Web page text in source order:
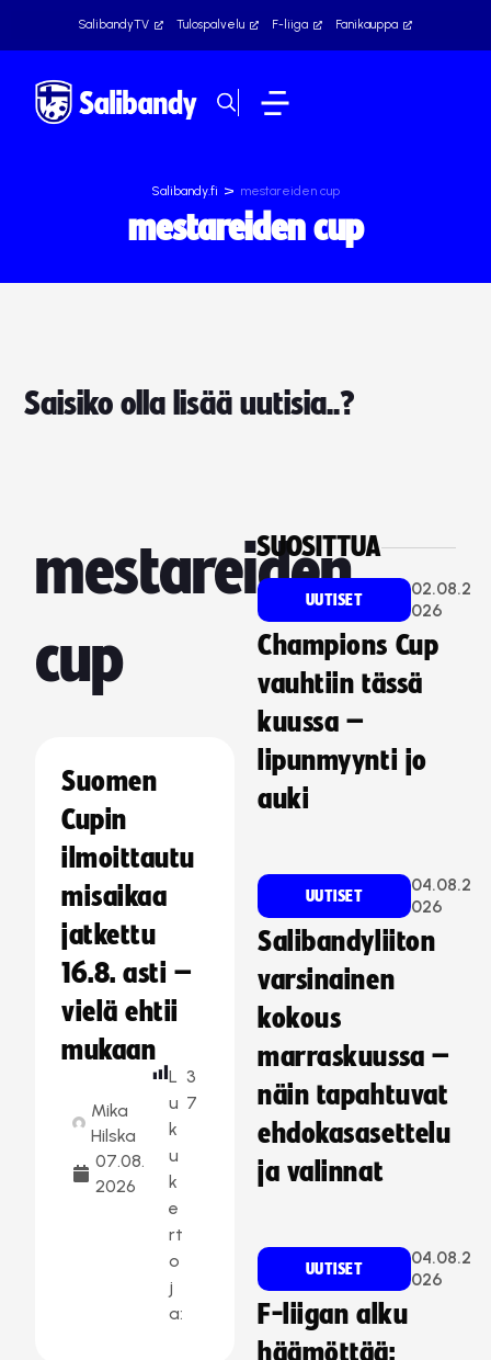
SalibandyTV Tulospalvelu F-liiga Fanikauppa
Salibandy.fi > mestareiden cup
mestareiden cup
Saisiko olla lisää uutisia..?
mestareiden
cup
Suomen
Cupin
ilmoittautu
misaikaa
jatkettu
16.8. asti –
vielä ehtii
mukaan
Mika
Hilska
07.08.
2026
L
u
k
u
k
e
rt
o
j
a:
3
7
SUOSITTUA
UUTISET
02.08.2
026
Champions Cup
vauhtiin tässä
kuussa –
lipunmyynti jo
auki
UUTISET
04.08.2
026
Salibandyliiton
varsinainen
kokous
marraskuussa –
näin tapahtuvat
ehdokasasettelu
ja valinnat
UUTISET
04.08.2
026
F-liigan alku
häämöttää: